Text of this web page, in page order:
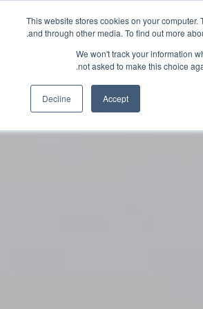
This website stores cookies on your
and through other media. To find out more
We won't track your information
not asked to make this choice
Accept
Decline